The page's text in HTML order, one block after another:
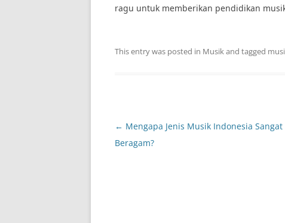
ragu untuk memberikan pendidikan
This entry was posted in Musikand tagged
Post
navigation
← Mengapa Jenis Musik Indonesia Sangat
Beragam?